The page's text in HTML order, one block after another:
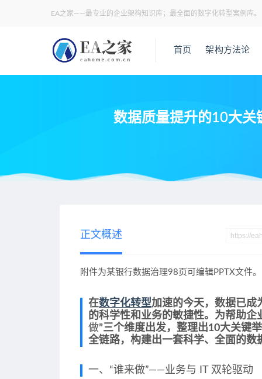
EA之家——最专业的企业架构知识库；最全面的数字化转型案例库。
首页 架构方法论
数据质量提升的10大关
正文概述
附件为某银行数据治理98页可编辑PPTX文件。
在数字化转型加速的今天，数据已成
的科学性和业务的敏捷性。为帮助企
做”三个维度出发，整理出10大关键
全链路，构建出一套科学、全面的数
一、“谁来做”——业务与 IT 双轮驱动